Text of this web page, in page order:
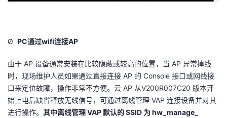
Ø PC通过wifi连接AP
由于 AP 设备通常安装在比较隐蔽或较高的位置，当 AP 异常掉线
时，现场维护人员如果通过直接连接 AP 的 Console 接口或网线接
口来定位故障，操作非常不方便。云 AP 从V200R007C20 版本开
始上电后缺省释放无线信号，可通过离线管理 VAP 连接设备并对其
进行操作。 其中离线管理VAP默认的SSID 为hw_manage_